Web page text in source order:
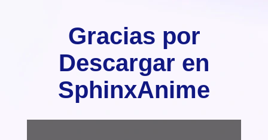
Gracias por
Descargar en
SphinxAnime